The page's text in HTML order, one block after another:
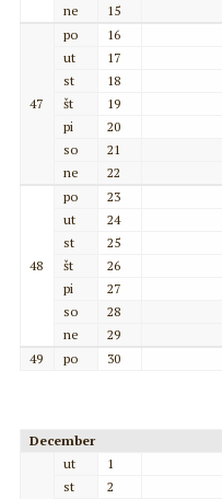
ne
15
47
po
16
ut
17
st
18
št
19
pi
20
so
21
ne
22
48
po
23
ut
24
st
25
št
26
pi
27
so
28
ne
29
49
po 30
December
ut
1
st
2